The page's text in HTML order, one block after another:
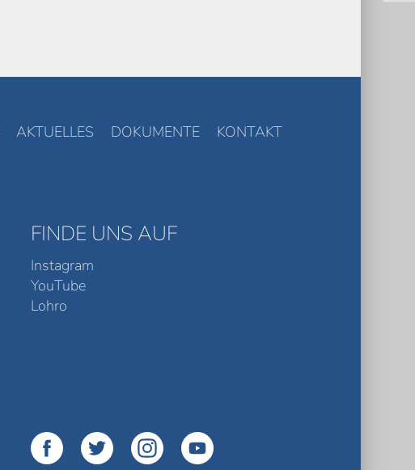
AKTUELLES DOKUMENTE KONTAKT
FINDE UNS AUF
Instagram
YouTube
Lohro